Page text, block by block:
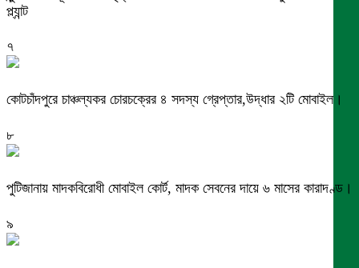
প্ল্যান্ট
৭
কোটচাঁদপুরে চাঞ্চল্যকর চোরচক্রের ৪ সদস্য গ্রেপ্তার,উদ্ধার ২টি মোবাইল।
৮
পুটিজানায় মাদকবিরোধী মোবাইল কোর্ট, মাদক সেবনের দায়ে ৬ মাসের কারাদণ্ড।
৯